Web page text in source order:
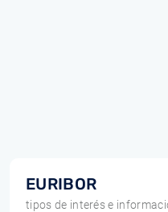
EURIBOR
tipos de interés e